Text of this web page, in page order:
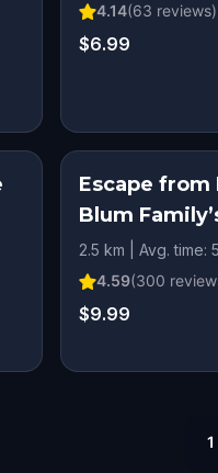
4.14(63 reviews)
$6.99
Escape from
Blum
2.5 km | Avg. time:
4.59(300
$9.99
1